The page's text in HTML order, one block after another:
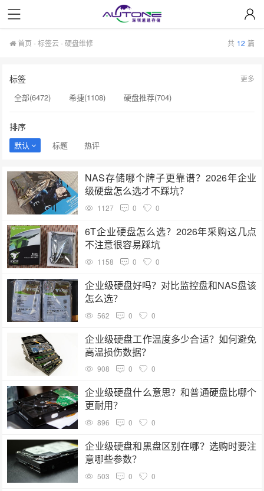
首页 -标签云- 硬盘维修 共 12 篇
标签
全部(6472) 希捷(1108)
硬盘推荐(704)
NAS硬盘(593)
希捷硬盘(553)
H100芯片(177)
希捷总代理(177)
希捷SSD(176)
显卡A100(176)
希捷序列号(176)
硬盘质保(176)
小容量存储(175)
H20显卡(174)
H20(173)
NAS专用硬盘(173)
更多
排序
默认 标题 热评
NAS存储哪个牌子更靠谱？2026年企业
级硬盘怎么选才不踩坑？
1127 0 0
6T企业硬盘怎么选？2026年采购这几点
不注意很容易踩坑
1158 0 0
企业级硬盘好吗？对比监控盘和NAS盘该
怎么选？
562 0 0
企业级硬盘工作温度多少合适？如何避免
高温损伤数据？
908 0 0
企业级硬盘什么意思？和普通硬盘比哪个
更耐用？
896 0 0
企业级硬盘和黑盘区别在哪？选购时要注
意哪些参数？
503 0 0